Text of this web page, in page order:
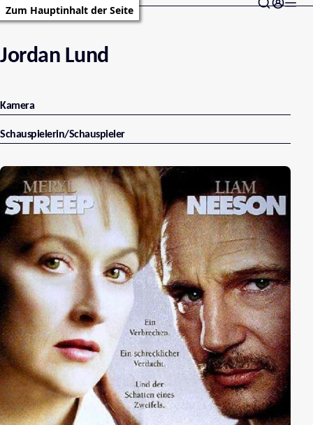
Zum Hauptinhalt der Seite
Jordan Lund
Kamera
Schauspielerin/Schauspieler